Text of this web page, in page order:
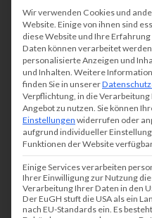
auf einem
tectonika bietet Ihnen
Plotter, optimal
Anforderungen und
oder Leasen.
Der Kauf eignet sich
Unternehmen, die
Wir verwenden Cookies und
Website. Einige von ihnen sind
diese Website und Ihre
Daten können verarbeitet werden
personalisierte Anzeigen und
und Inhalten. Weitere
finden Sie in unserer
Verpflichtung, in die
Angebot zu nutzen. Sie können
Einstellungen widerrufen oder
aufgrund individueller
Funktionen der Website
Einige Services verarbeiten
Ihrer Einwilligung zur Nutzung
Verarbeitung Ihrer Daten in den
Der EuGH stuft die USA als ein
nach EU-Standards ein. Es